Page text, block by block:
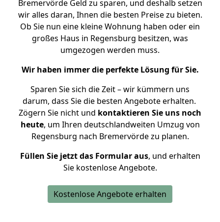
Bremervörde Geld zu sparen, und deshalb setzen
wir alles daran, Ihnen die besten Preise zu bieten.
Ob Sie nun eine kleine Wohnung haben oder ein
großes Haus in Regensburg besitzen, was
umgezogen werden muss.
Wir haben immer die perfekte Lösung für Sie.
Sparen Sie sich die Zeit – wir kümmern uns
darum, dass Sie die besten Angebote erhalten.
Zögern Sie nicht und kontaktieren Sie uns noch
heute, um Ihren deutschlandweiten Umzug von
Regensburg nach Bremervörde zu planen.
Füllen Sie jetzt das Formular aus, und erhalten
Sie kostenlose Angebote.
Kostenlose Angebote erhalten